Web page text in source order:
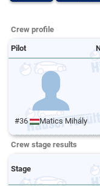
Crew profile
Pilot
#36 Matics Mihály
Crew stage results
Stage